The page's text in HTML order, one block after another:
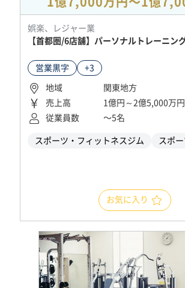
娯楽、レジャー業
【首都圏/6店舗】パーソナルトレーニン
営業黒字 +3
地域
関東地方
売上高
1億円～2億5,000万円
従業員数
〜5名
スポーツ・フィットネスジム スポ
お気に入り